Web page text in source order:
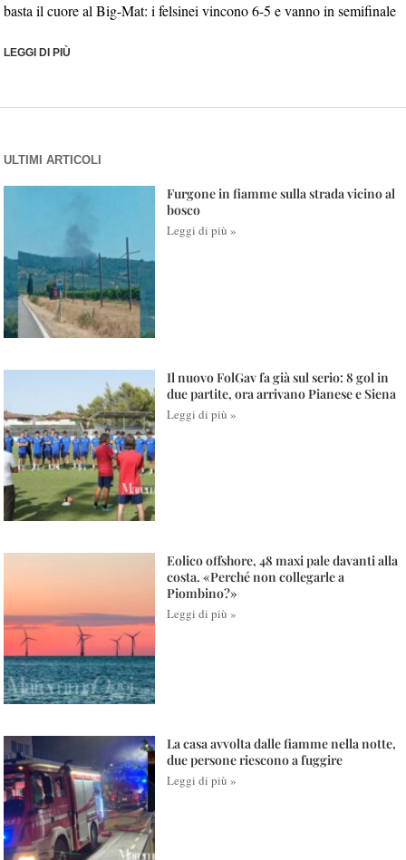
basta il cuore al Big-Mat: i felsinei vincono 6-5 e vanno in semifinale
LEGGI DI PIÙ
ULTIMI ARTICOLI
Furgone in fiamme sulla strada vicino al
bosco
Leggi di più »
Il nuovo FolGav fa già sul serio: 8 gol in
due partite, ora arrivano Pianese e Siena
Leggi di più »
Eolico offshore, 48 maxi pale davanti alla
costa. «Perché non collegarle a
Piombino?»
Leggi di più »
La casa avvolta dalle fiamme nella notte,
due persone riescono a fuggire
Leggi di più »